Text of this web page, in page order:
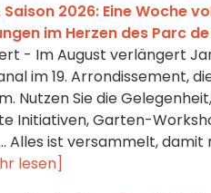
Saison 2026: Eine Woche
im Herzen des Parc
- Im August verlängert
im 19. Arrondissement,
Nutzen Sie die
Initiativen, Garten-
Alles ist versammelt,
lesen]